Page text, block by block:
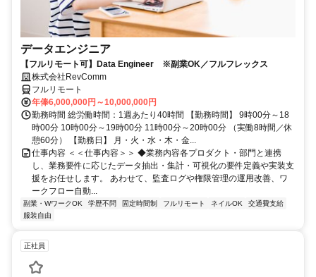
データエンジニア
【フルリモート可】Data Engineer ※副業OK／フルフレックス
株式会社RevComm
フルリモート
年俸6,000,000円～10,000,000円
勤務時間 総労働時間：1週あたり40時間 【勤務時間】 9時00分～18
時00分 10時00分～19時00分 11時00分～20時00分 （実働8時間／休
憩60分） 【勤務日】 月・火・水・木・金...
仕事内容 ＜＜仕事内容＞＞ ◆業務内容各プロダクト・部門と連携
し、業務要件に応じたデータ抽出・集計・可視化の要件定義や実装支
援をお任せします。 あわせて、監査ログや権限管理の運用改善、ワ
ークフロー自動...
副業・WワークOK 学歴不問 固定時間制 フルリモート ネイルOK
交通費支給
服装自由
正社員